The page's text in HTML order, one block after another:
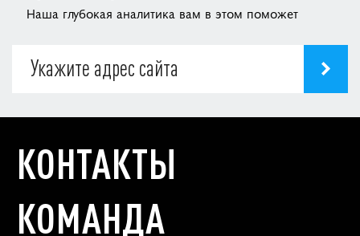
Наша глубокая аналитика вам в этом поможет
КОНТАКТЫ
КОМАНДА